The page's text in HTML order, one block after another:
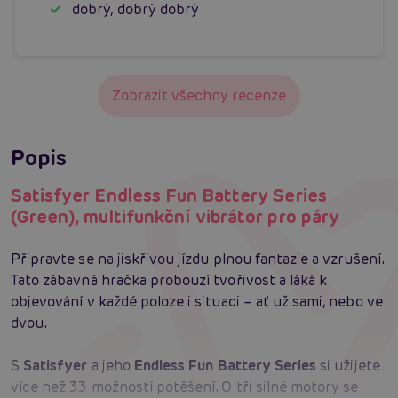
dobrý, dobrý dobrý
Zobrazit všechny recenze
Popis
Satisfyer Endless Fun Battery Series
(Green), multifunkční vibrátor pro páry
Připravte se na jiskřivou jízdu plnou fantazie a vzrušení.
Tato zábavná hračka probouzí tvořivost a láká k
objevování v každé poloze i situaci – ať už sami, nebo ve
dvou.
S Satisfyer a jeho Endless Fun Battery Series si užijete
více než 33 možností potěšení. O tři silné motory se